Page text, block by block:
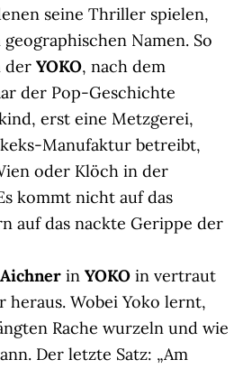
seine Thriller spielen,
Namen. So
derYOKO, nach dem
der Pop-Geschichte
erst eine Metzgerei,
Manufaktur betreibt,
oder Klöch in der
kommt nicht auf das
auf das nackte Gerippe der
Aichnerin YOKO in vertraut
heraus. Wobei Yoko lernt,
Rache wurzeln und wie
Der letzte Satz: „Am